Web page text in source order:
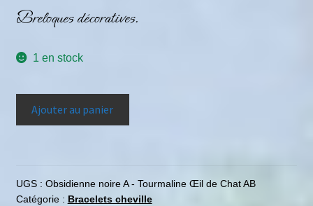
Breloques décoratives.
1 en stock
Ajouter au panier
UGS : Obsidienne noire A - Tourmaline Œil de Chat AB
Catégorie : Bracelets cheville